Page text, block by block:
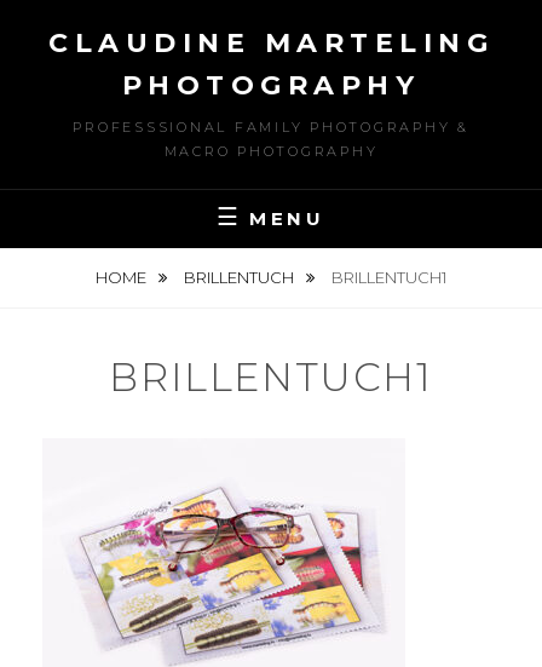
CLAUDINE MARTELING
PHOTOGRAPHY
PROFESSSIONAL FAMILY PHOTOGRAPHY &
MACRO PHOTOGRAPHY
MENU
HOME BRILLENTUCH BRILLENTUCH1
BRILLENTUCH1